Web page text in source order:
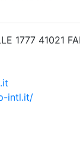
1777 41021
intl.it/